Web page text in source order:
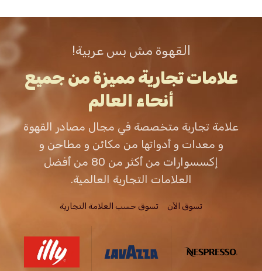
القهوة مش بس عربية!
علامات تجارية مميزة من جميع
أنحاء العالم
علامة تجارية متخصصة في مجال مصادر القهوة
و معدات و أدواتها من مكائن و مطاحن و
إكسسوارات من أكثر من 80 من أفضل
العلامات التجارية العالمية.
تسوق الاَن تسوق حسب العلامة التجارية